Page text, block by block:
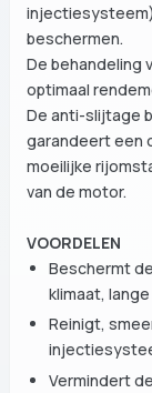
beschermen.
De behandeling
optimaal
De anti-slijtage
garandeert een
moeilijke
van de motor.
VOORDELEN
Beschermt
klimaat,
Reinigt,
Vermindert